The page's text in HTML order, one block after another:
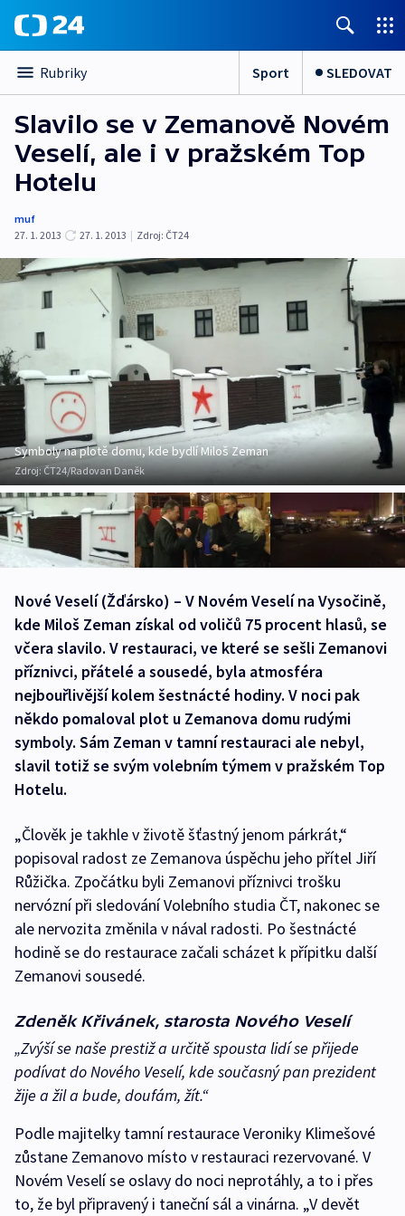
Rubriky Sport SLEDOVAT
Slavilo se v Zemanově Novém
Veselí, ale i v pražském Top
Hotelu
muf
27. 1. 2013
27. 1. 2013 | Zdroj: ČT24
Symboly na plotě domu, kde bydlí Miloš Zeman
Zdroj:ČT24/Radovan Daněk
Nové Veselí (Žďársko) – V Novém Veselí na Vysočině,
kde Miloš Zeman získal od voličů 75 procent hlasů, se
včera slavilo. V restauraci, ve které se sešli Zemanovi
příznivci, přátelé a sousedé, byla atmosféra
nejbouřlivější kolem šestnácté hodiny. V noci pak
někdo pomaloval plot u Zemanova domu rudými
symboly. Sám Zeman v tamní restauraci ale nebyl,
slavil totiž se svým volebním týmem v pražském Top
Hotelu.
„Člověk je takhle v životě šťastný jenom párkrát,“
popisoval radost ze Zemanova úspěchu jeho přítel Jiří
Růžička. Zpočátku byli Zemanovi příznivci trošku
nervózní při sledování Volebního studia ČT, nakonec se
ale nervozita změnila v nával radosti. Po šestnácté
hodině se do restaurace začali scházet k přípitku další
Zemanovi sousedé.
Zdeněk Křivánek, starosta Nového Veselí
„Zvýší se naše prestiž a určitě spousta lidí se přijede
podívat do Nového Veselí, kde současný pan prezident
žije a žil a bude, doufám, žít.“
Podle majitelky tamní restaurace Veroniky Klimešové
zůstane Zemanovo místo v restauraci rezervované. V
Novém Veselí se oslavy do noci neprotáhly, a to i přes
to, že byl připravený i taneční sál a vinárna. „V devět